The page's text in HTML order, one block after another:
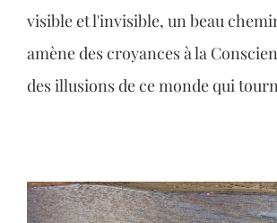
visible et l'invisible, un beau
amène des croyances à la
des illusions de ce monde qui